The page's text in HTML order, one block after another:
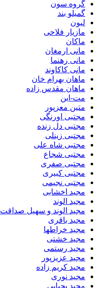
گروه سون
گمیلو بند
لیون
مازیار فلاحی
ماکان
مانی ارمغان
مانی رهنما
مانی کاکاوند
ماهان بهرام خان
ماهان مقدس زاده
مت-این
متین معزپور
مجتبی اورنگی
مجتبی دل زنده
مجتبی زینلی
مجتبی شاه علی
مجتبی شجاع
مجتبی صفری
مجتبی کبیری
مجتبی نجیمی
مجید اخشابی
مجید الوند‎
مجید الوند و سهیل صداقت
مجید باقری
مجید خراطها
مجید خشتی
مجید رستمی
مجید عزیزپور
مجید کریم زاده
مجید نوری
مجید یحیایی